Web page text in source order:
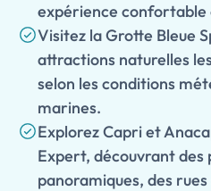
expérience confortable
Visitez la Grotte Bleue
attractions naturelles
selon les conditions
marines.
Explorez Capri et
Expert, découvrant des
panoramiques, des